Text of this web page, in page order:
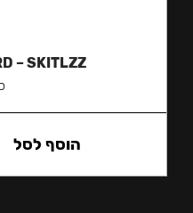
– SKITLZZ
הוסף לסל